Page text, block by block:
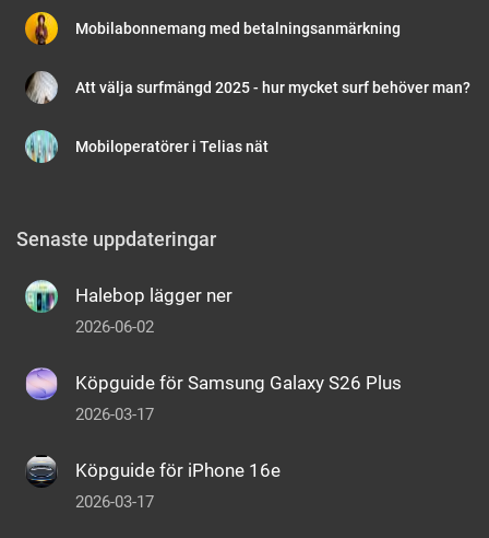
Mobilabonnemang med betalningsanmärkning
Att välja surfmängd 2025 - hur mycket surf behöver man?
Mobiloperatörer i Telias nät
Senaste uppdateringar
Halebop lägger ner
2026-06-02
Köpguide för Samsung Galaxy S26 Plus
2026-03-17
Köpguide för iPhone 16e
2026-03-17